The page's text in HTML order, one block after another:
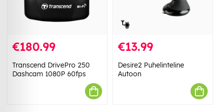
€180.99
Transcend DrivePro 250
Dashcam 1080P 60fps
€13.99
Desire2 Puhelinteline
Autoon